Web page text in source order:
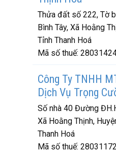
Thửa đất số 222, Tờ
Bình Tây, Xã Hoằng
Tỉnh Thanh Hoá
Mã số thuế:
Công Ty TNHH
Dịch Vụ Trọng
Số nhà 40 Đường
Xã Hoằng Thịnh,
Thanh Hoá
Mã số thuế: